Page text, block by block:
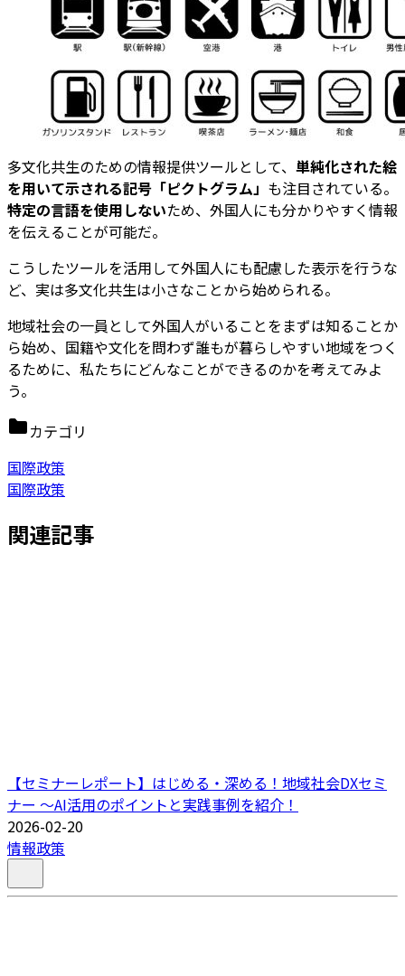
多文化共生のための情報提供ツールとして、 単純化された絵
を用いて示される記号「ピクトグラム」 も注目されている。
特定の言語を使用しないため、外国人にも分かりやすく情報
を伝えることが可能だ。
こうしたツールを活用して外国人にも配慮した表示を行うな
ど、実は多文化共生は小さなことから始められる。
地域社会の一員として外国人がいることをまずは知ることか
ら始め、国籍や文化を問わず誰もが暮らしやすい地域をつく
るために、私たちにどんなことができるのかを考えてみよ
う。
カテゴリ
国際政策
国際政策
関連記事
【セミナーレポート】はじめる・深める！地域社会DXセミ
ナー ～AI活用のポイントと実践事例を紹介！
2026-02-20
情報政策